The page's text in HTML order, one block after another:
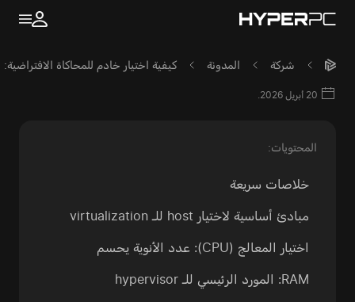
شركة المدونة كيفية اختيار خادم للمحاكاة الافتراضية:
المحتويات:
خلاصات سريعة
مبادئ أساسية لاختيار host للـ virtualization
اختيار المعالج (CPU): عدد الأنوية يحسم
RAM: المورد الرئيسي للـ hypervisor